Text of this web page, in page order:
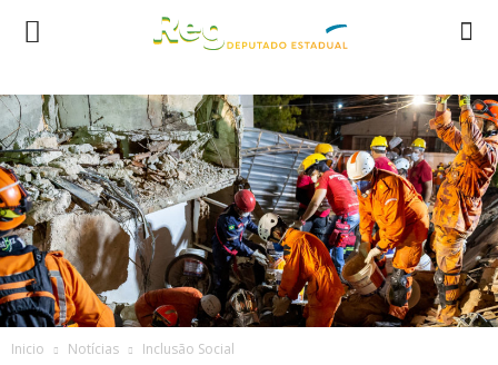
Inicio Notícias Inclusão Social